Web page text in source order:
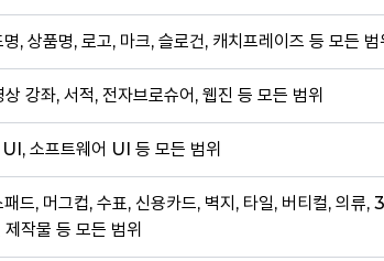
, 상품명, 로고, 마크, 슬로건, 캐치프레이즈 등 모든 범
상 강좌, 서적, 전자브로슈어, 웹진 등 모든 범위
소프트웨어 UI 등 모든 범위
드, 머그컵, 수표, 신용카드, 벽지, 타일, 버티컬, 의류,
작물 등 모든 범위